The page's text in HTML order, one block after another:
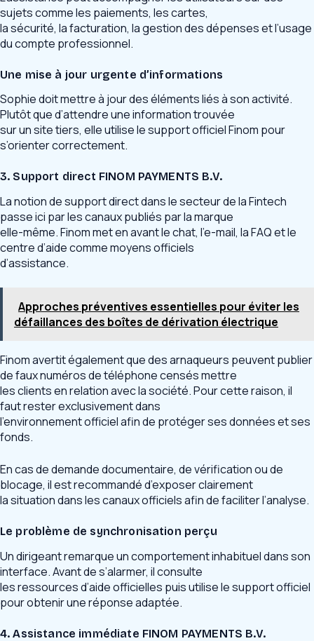
sujets comme les paiements, les cartes,
la sécurité, la facturation, la gestion des dépenses et l’usage
du compte professionnel.
Une mise à jour urgente d’informations
Sophie doit mettre à jour des éléments liés à son activité.
Plutôt que d’attendre une information trouvée
sur un site tiers, elle utilise le support officiel Finom pour
s’orienter correctement.
3. Support direct FINOM PAYMENTS B.V.
La notion de support direct dans le secteur de la Fintech
passe ici par les canaux publiés par la marque
elle-même. Finom met en avant le chat, l’e-mail, la FAQ et le
centre d’aide comme moyens officiels
d’assistance.
Approches préventives essentielles pour éviter les
défaillances des boîtes de dérivation électrique
Finom avertit également que des arnaqueurs peuvent publier
de faux numéros de téléphone censés mettre
les clients en relation avec la société. Pour cette raison, il
faut rester exclusivement dans
l’environnement officiel afin de protéger ses données et ses
fonds.
En cas de demande documentaire, de vérification ou de
blocage, il est recommandé d’exposer clairement
la situation dans les canaux officiels afin de faciliter l’analyse.
Le problème de synchronisation perçu
Un dirigeant remarque un comportement inhabituel dans son
interface. Avant de s’alarmer, il consulte
les ressources d’aide officielles puis utilise le support officiel
pour obtenir une réponse adaptée.
4. Assistance immédiate FINOM PAYMENTS B.V.